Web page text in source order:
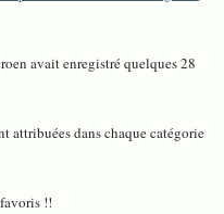
avait enregistré quelques 28
attribuées dans chaque catégorie
!!